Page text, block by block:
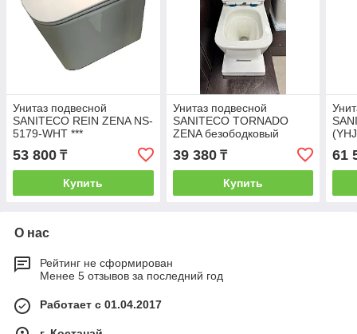
Унитаз подвесной
SANITECO REIN ZENA NS-
5179-WHT ***
53 800 ₸
Купить
Унитаз подвесной
SANITECO TORNADO
ZENA безободковый
485*360*365 мм *
39 380₸
Купить
61
О нас
Рейтинг не сформирован
Менее 5 отзывов за последний год
Работает с 01.04.2017